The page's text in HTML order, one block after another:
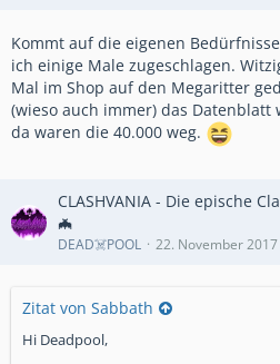
Kommt auf die eigenen
ich einige Male zugeschlagen.
Mal im Shop auf den Megaritter
(wieso auch immer) das Datenblatt
da waren die 40.000 weg.
CLASHVANIA - Die epische
🦇
DEAD☠️POOL 22. November 2017
Zitat von Sabbath
Hi Deadpool,